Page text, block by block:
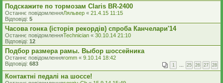
Подскажите по тормозам Claris BR-2400
Останнє повідомленняЛяльвер « 21.4.15 11:15
Відповіді: 5
Часова гонка (історія рекордів) спроба Канчелари'14
Останнє повідомленняTechnician « 30.10.14 21:10
Відповіді: 12
Подбор размера рамы. Выбор шоссейника
Останнє повідомленняromm « 9.10.14 18:42
Відповіді: 683 1 … 25 26 27 28
Контактні педалі на шоссе!